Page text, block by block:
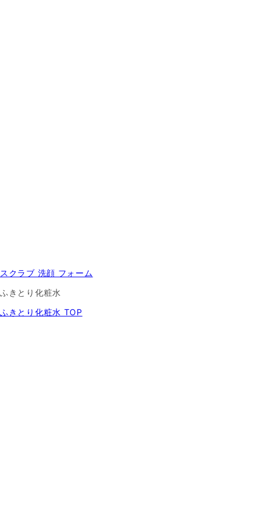
スクラブ 洗顔 フォーム
ふきとり化粧水
ふきとり化粧水 TOP